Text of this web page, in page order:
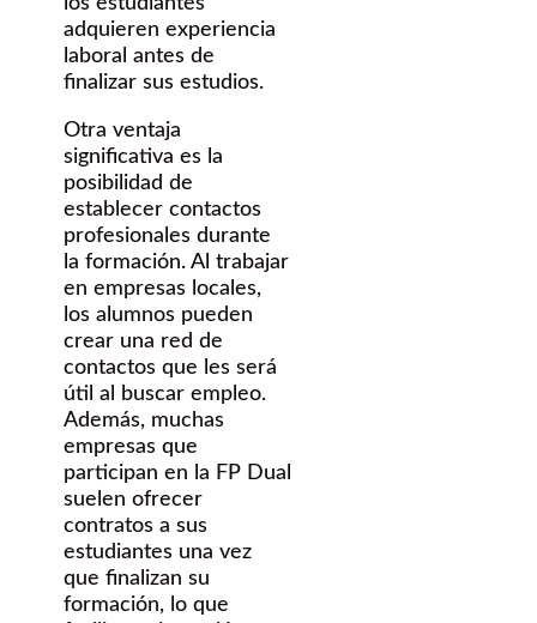
adquieren experiencia
laboral antes de
finalizar sus estudios.
Otra ventaja
significativa es la
posibilidad de
establecer contactos
profesionales durante
la formación. Al trabajar
en empresas locales,
los alumnos pueden
crear una red de
contactos que les será
útil al buscar empleo.
Además, muchas
empresas que
participan en la FP Dual
suelen ofrecer
contratos a sus
estudiantes una vez
que finalizan su
formación, lo que